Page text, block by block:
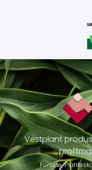
Vestplant
Forside